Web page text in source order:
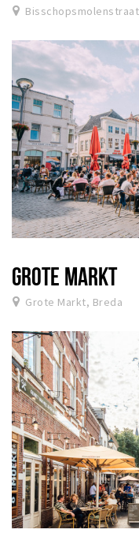
GROTE MARKT
Grote Markt, Breda